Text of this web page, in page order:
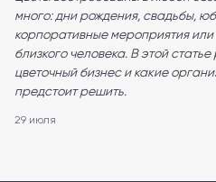
много: дни рождения, свадьбы,
корпоративные мероприятия
близкого человека. В этой
цветочный бизнес и какие
предстоит решить.
29 июля